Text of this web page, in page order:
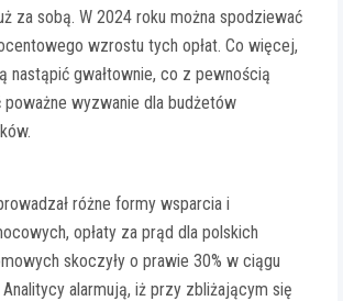
za sobą. W 2024 roku można spodziewać
wzrostu tych opłat. Co więcej,
nastąpić gwałtownie, co z pewnością
wyzwanie dla budżetów
różne formy wsparcia i
opłaty za prąd dla polskich
skoczyły o prawie 30% w ciągu
alarmują, iż przy zbliżającym się